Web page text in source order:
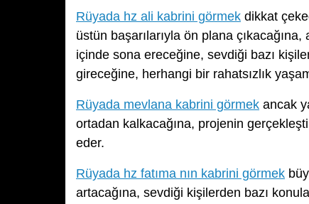
Rüyada hz ali kabrini görmek dikkat
üstün başarılarıyla ön plana
içinde sona ereceğine, sevdiği bazı
gireceğine, herhangi bir rahatsızlık
Rüyada mevlana kabrini görmek ancak
ortadan kalkacağına, projenin
eder.
Rüyada hz fatıma nın kabrini görmek
artacağına, sevdiği kişilerden bazı